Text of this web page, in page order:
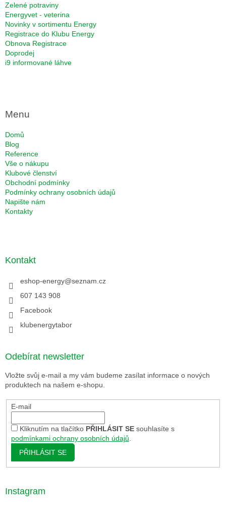
Zelené potraviny
Energyvet - veterina
Novinky v sortimentu Energy
Registrace do Klubu Energy
Obnova Registrace
Doprodej
i9 informované láhve
Menu
Domů
Blog
Reference
Vše o nákupu
Klubové členství
Obchodní podmínky
Podmínky ochrany osobních údajů
Napište nám
Kontakty
Kontakt
eshop-energy@seznam.cz
607 143 908
Facebook
klubenergytabor
Odebírat newsletter
Vložte svůj e-mail a my vám budeme zasílat informace o nových
produktech na našem e-shopu.
E-mail
Kliknutím na tlačítko PŘIHLÁSIT SEsouhlasíte s
podmínkami ochrany osobních údajů.
PŘIHLÁSIT SE
Instagram